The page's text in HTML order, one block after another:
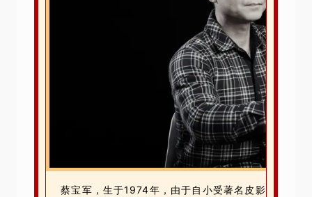
蔡宝军，生于1974年，由于自小受著名皮影